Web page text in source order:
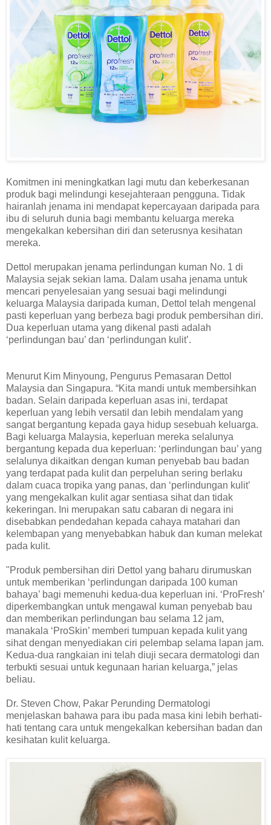
Komitmen ini meningkatkan lagi mutu dan keberkesanan
produk bagi melindungi kesejahteraan pengguna. Tidak
hairanlah jenama ini mendapat kepercayaan daripada para
ibu di seluruh dunia bagi membantu keluarga mereka
mengekalkan kebersihan diri dan seterusnya kesihatan
mereka.
Dettol merupakan jenama perlindungan kuman No. 1 di
Malaysia sejak sekian lama. Dalam usaha jenama untuk
mencari penyelesaian yang sesuai bagi melindungi
keluarga Malaysia daripada kuman, Dettol telah mengenal
pasti keperluan yang berbeza bagi produk pembersihan diri.
Dua keperluan utama yang dikenal pasti adalah
‘perlindungan bau’ dan ‘perlindungan kulit’.
Menurut Kim Minyoung, Pengurus Pemasaran Dettol
Malaysia dan Singapura. “Kita mandi untuk membersihkan
badan. Selain daripada keperluan asas ini, terdapat
keperluan yang lebih versatil dan lebih mendalam yang
sangat bergantung kepada gaya hidup sesebuah keluarga.
Bagi keluarga Malaysia, keperluan mereka selalunya
bergantung kepada dua keperluan: ‘perlindungan bau’ yang
selalunya dikaitkan dengan kuman penyebab bau badan
yang terdapat pada kulit dan perpeluhan sering berlaku
dalam cuaca tropika yang panas, dan ‘perlindungan kulit’
yang mengekalkan kulit agar sentiasa sihat dan tidak
kekeringan. Ini merupakan satu cabaran di negara ini
disebabkan pendedahan kepada cahaya matahari dan
kelembapan yang menyebabkan habuk dan kuman melekat
pada kulit.
"Produk pembersihan diri Dettol yang baharu dirumuskan
untuk memberikan ‘perlindungan daripada 100 kuman
bahaya’ bagi memenuhi kedua-dua keperluan ini. ‘ProFresh’
diperkembangkan untuk mengawal kuman penyebab bau
dan memberikan perlindungan bau selama 12 jam,
manakala ‘ProSkin’ memberi tumpuan kepada kulit yang
sihat dengan menyediakan ciri pelembap selama lapan jam.
Kedua-dua rangkaian ini telah diuji secara dermatologi dan
terbukti sesuai untuk kegunaan harian keluarga,” jelas
beliau.
Dr. Steven Chow, Pakar Perunding Dermatologi
menjelaskan bahawa para ibu pada masa kini lebih berhati-
hati tentang cara untuk mengekalkan kebersihan badan dan
kesihatan kulit keluarga.